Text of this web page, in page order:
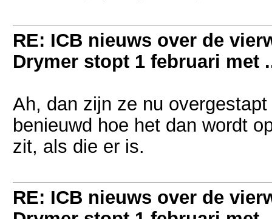
RE: ICB nieuws over de
Drymer stopt 1 februari met
Ah, dan zijn ze nu
benieuwd hoe het dan wordt
zit, als die er is.
RE: ICB nieuws over de